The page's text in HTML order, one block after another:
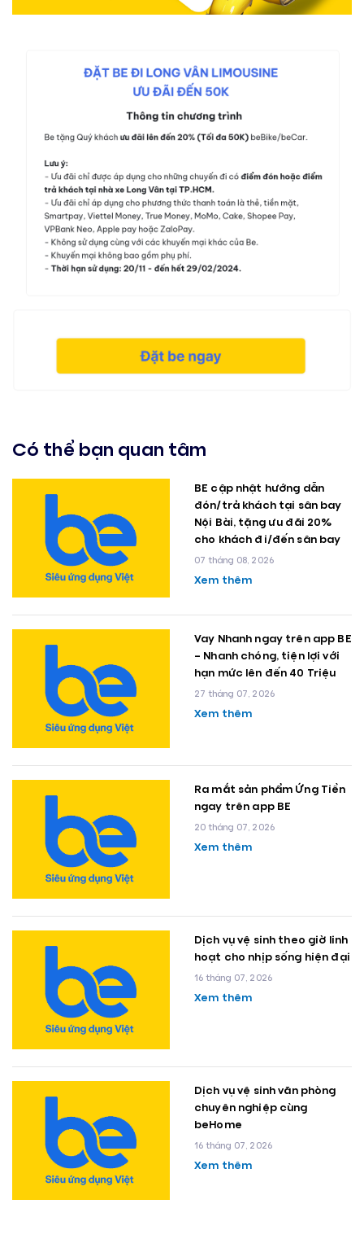
Có thể bạn quan tâm
BE cập nhật hướng dẫn
đón/trả khách tại sân bay
Nội Bài, tặng ưu đãi 20%
cho khách đi/đến sân bay
07 tháng 08, 2026
Xem thêm
Vay Nhanh ngay trên app BE
– Nhanh chóng, tiện lợi với
hạn mức lên đến 40 Triệu
27 tháng 07, 2026
Xem thêm
Ra mắt sản phẩm Ứng Tiền
ngay trên app BE
20 tháng 07, 2026
Xem thêm
Dịch vụ vệ sinh theo giờ linh
hoạt cho nhịp sống hiện đại
16 tháng 07, 2026
Xem thêm
Dịch vụ vệ sinh văn phòng
chuyên nghiệp cùng
beHome
16 tháng 07, 2026
Xem thêm